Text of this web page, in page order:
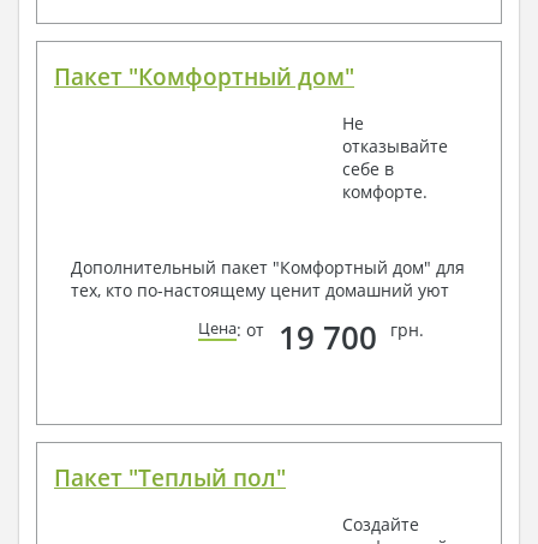
Пакет "Комфортный дом"
Не
отказывайте
себе в
комфорте.
Дополнительный пакет "Комфортный дом" для
тех, кто по-настоящему ценит домашний уют
Цена: от 19 700 грн.
Пакет "Теплый пол"
Создайте